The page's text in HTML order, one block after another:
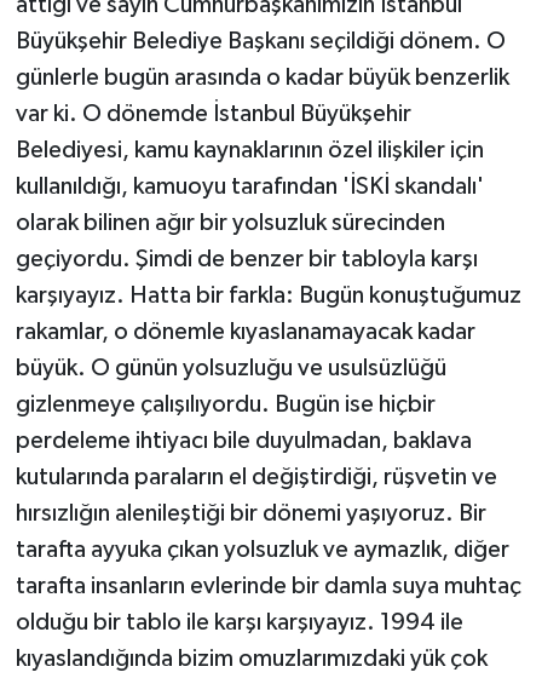
Büyükşehir Belediye Başkanı seçildiği dönem. O
günlerle bugün arasında o kadar büyük benzerlik
var ki. O dönemde İstanbul Büyükşehir
Belediyesi, kamu kaynaklarının özel ilişkiler için
kullanıldığı, kamuoyu tarafından 'İSKİ skandalı'
olarak bilinen ağır bir yolsuzluk sürecinden
geçiyordu. Şimdi de benzer bir tabloyla karşı
karşıyayız. Hatta bir farkla: Bugün konuştuğumuz
rakamlar, o dönemle kıyaslanamayacak kadar
büyük. O günün yolsuzluğu ve usulsüzlüğü
gizlenmeye çalışılıyordu. Bugün ise hiçbir
perdeleme ihtiyacı bile duyulmadan, baklava
kutularında paraların el değiştirdiği, rüşvetin ve
hırsızlığın alenileştiği bir dönemi yaşıyoruz. Bir
tarafta ayyuka çıkan yolsuzluk ve aymazlık, diğer
tarafta insanların evlerinde bir damla suya muhtaç
olduğu bir tablo ile karşı karşıyayız. 1994 ile
kıyaslandığında bizim omuzlarımızdaki yük çok